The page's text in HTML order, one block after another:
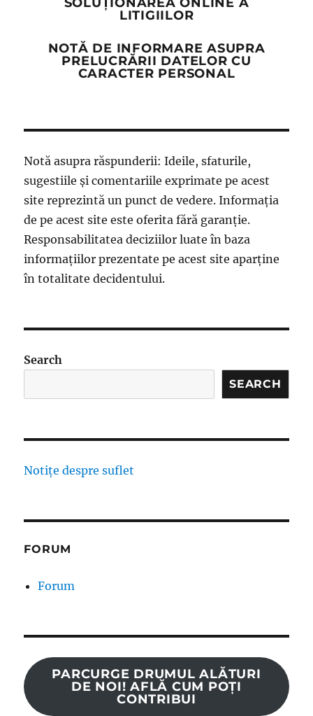
LITIGIILOR
NOTĂ DE INFORMARE ASUPRA
PRELUCRĂRII DATELOR CU
CARACTER PERSONAL
Notă asupra răspunderii: Ideile, sfaturile,
sugestiile și comentariile exprimate pe acest
site reprezintă un punct de vedere. Informația
de pe acest site este oferita fără garanție.
Responsabilitatea deciziilor luate în baza
informațiilor prezentate pe acest site aparține
în totalitate decidentului.
Search
SEARCH
Notițe despre suflet
FORUM
Forum
PARCURGE DRUMUL ALĂTURI
DE NOI! AFLĂ CUM POȚI
CONTRIBUI